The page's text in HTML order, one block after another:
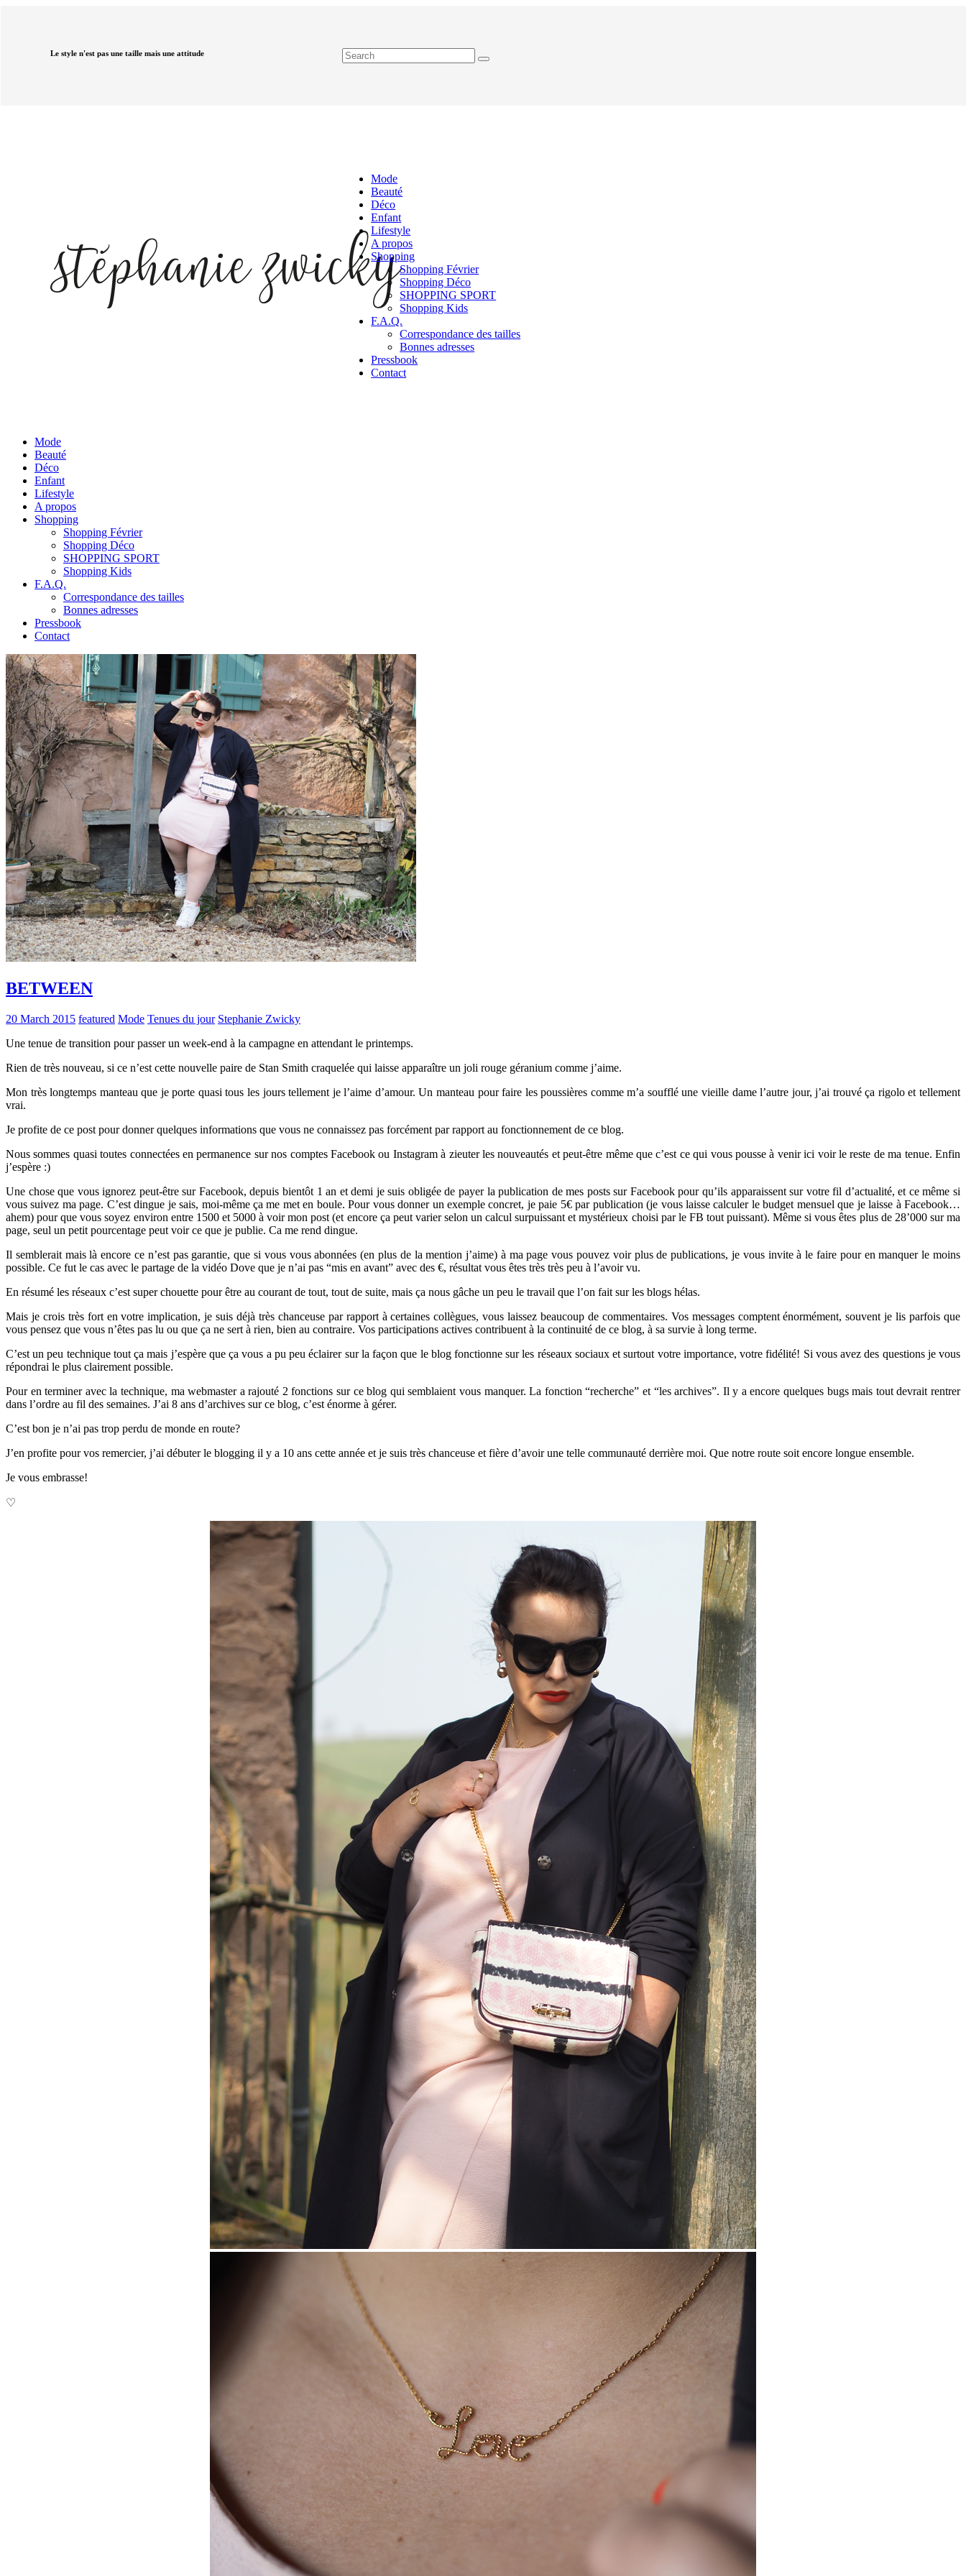
Le style n'est pas une taille mais une attitude
Mode
Beauté
Déco
Enfant
Lifestyle
A propos
Shopping
Shopping Février
Shopping Déco
SHOPPING SPORT
Shopping Kids
F.A.Q.
Correspondance des tailles
Bonnes adresses
Pressbook
Contact
Mode
Beauté
Déco
Enfant
Lifestyle
A propos
Shopping
Shopping Février
Shopping Déco
SHOPPING SPORT
Shopping Kids
F.A.Q.
Correspondance des tailles
Bonnes adresses
Pressbook
Contact
BETWEEN
20 March 2015 featured Mode Tenues du jour Stephanie Zwicky
Une tenue de transition pour passer un week-end à la campagne en attendant le printemps.
Rien de très nouveau, si ce n’est cette nouvelle paire de Stan Smith craquelée qui laisse apparaître un joli rouge géranium comme j’aime.
Mon très longtemps manteau que je porte quasi tous les jours tellement je l’aime d’amour. Un manteau pour faire les poussières comme m’a soufflé une vieille dame l’autre jour, j’ai trouvé ça rigolo et tellement
vrai.
Je profite de ce post pour donner quelques informations que vous ne connaissez pas forcément par rapport au fonctionnement de ce blog.
Nous sommes quasi toutes connectées en permanence sur nos comptes Facebook ou Instagram à zieuter les nouveautés et peut-être même que c’est ce qui vous pousse à venir ici voir le reste de ma tenue. Enfin
j’espère :)
Une chose que vous ignorez peut-être sur Facebook, depuis bientôt 1 an et demi je suis obligée de payer la publication de mes posts sur Facebook pour qu’ils apparaissent sur votre fil d’actualité, et ce même si
vous suivez ma page. C’est dingue je sais, moi-même ça me met en boule. Pour vous donner un exemple concret, je paie 5€ par publication (je vous laisse calculer le budget mensuel que je laisse à Facebook…
ahem) pour que vous soyez environ entre 1500 et 5000 à voir mon post (et encore ça peut varier selon un calcul surpuissant et mystérieux choisi par le FB tout puissant). Même si vous êtes plus de 28’000 sur ma
page, seul un petit pourcentage peut voir ce que je publie. Ca me rend dingue.
Il semblerait mais là encore ce n’est pas garantie, que si vous vous abonnées (en plus de la mention j’aime) à ma page vous pouvez voir plus de publications, je vous invite à le faire pour en manquer le moins
possible. Ce fut le cas avec le partage de la vidéo Dove que je n’ai pas “mis en avant” avec des €, résultat vous êtes très très peu à l’avoir vu.
En résumé les réseaux c’est super chouette pour être au courant de tout, tout de suite, mais ça nous gâche un peu le travail que l’on fait sur les blogs hélas.
Mais je crois très fort en votre implication, je suis déjà très chanceuse par rapport à certaines collègues, vous laissez beaucoup de commentaires. Vos messages comptent énormément, souvent je lis parfois que
vous pensez que vous n’êtes pas lu ou que ça ne sert à rien, bien au contraire. Vos participations actives contribuent à la continuité de ce blog, à sa survie à long terme.
C’est un peu technique tout ça mais j’espère que ça vous a pu peu éclairer sur la façon que le blog fonctionne sur les réseaux sociaux et surtout votre importance, votre fidélité! Si vous avez des questions je vous
répondrai le plus clairement possible.
Pour en terminer avec la technique, ma webmaster a rajouté 2 fonctions sur ce blog qui semblaient vous manquer. La fonction “recherche” et “les archives”. Il y a encore quelques bugs mais tout devrait rentrer
dans l’ordre au fil des semaines. J’ai 8 ans d’archives sur ce blog, c’est énorme à gérer.
C’est bon je n’ai pas trop perdu de monde en route?
J’en profite pour vos remercier, j’ai débuter le blogging il y a 10 ans cette année et je suis très chanceuse et fière d’avoir une telle communauté derrière moi. Que notre route soit encore longue ensemble.
Je vous embrasse!
♡